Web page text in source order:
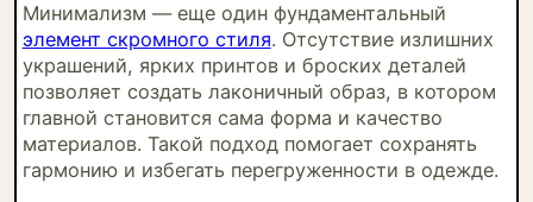
Минимализм — еще один фундаментальный
элемент скромного стиля. Отсутствие излишних
украшений, ярких принтов и броских деталей
позволяет создать лаконичный образ, в котором
главной становится сама форма и качество
материалов. Такой подход помогает сохранять
гармонию и избегать перегруженности в одежде.